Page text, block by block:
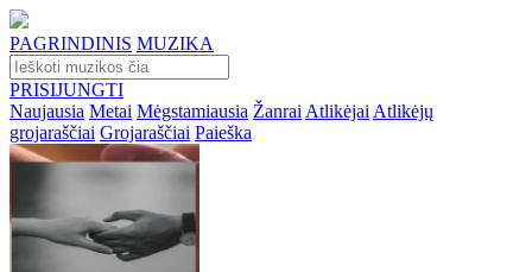
PAGRINDINIS MUZIKA
PRISIJUNGTI
Naujausia Metai Mėgstamiausia Žanrai Atlikėjai Atlikėjų
grojaraščiai Grojaraščiai Paieška